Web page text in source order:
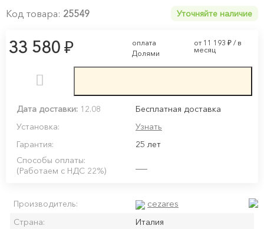
Код товара: 25549 Уточняйте наличие
33 580 ₽
оплата
Долями
от 11 193 ₽/ в
месяц
Дата доставки: 12.08
Бесплатная доставка
Установка:
Узнать
Гарантия:
25 лет
Способы оплаты:
(Работаем с НДС 22%)
Производитель: cezares
Страна:
Италия